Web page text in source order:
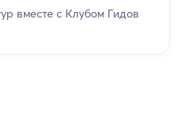
вместе с Клубом Гидов